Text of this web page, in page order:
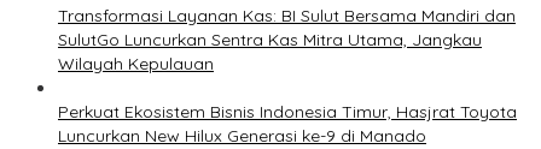
Transformasi Layanan Kas: BI Sulut Bersama Mandiri dan
SulutGo Luncurkan Sentra Kas Mitra Utama, Jangkau
Wilayah Kepulauan
Perkuat Ekosistem Bisnis Indonesia Timur, Hasjrat Toyota
Luncurkan New Hilux Generasi ke-9 di Manado